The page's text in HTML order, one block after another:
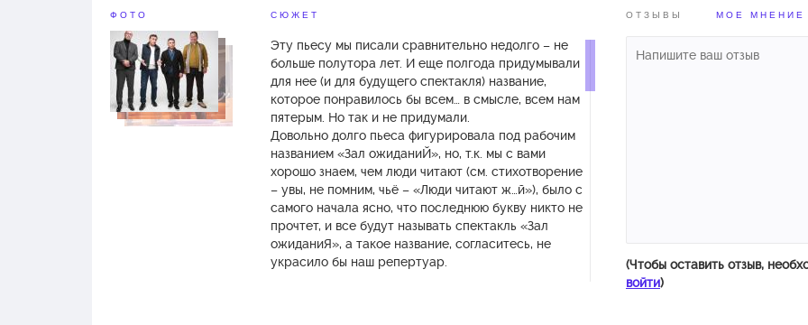
ФОТО СЮЖЕТ
Эту пьесу мы писали сравнительно недолго – не
больше полутора лет. И еще полгода придумывали
для нее (и для будущего спектакля) название,
которое понравилось бы всем… в смысле, всем нам
пятерым. Но так и не придумали.
Довольно долго пьеса фигурировала под рабочим
названием «Зал ожиданиЙ», но, т.к. мы с вами
хорошо знаем, чем люди читают (см. стихотворение
– увы, не помним, чьё – «Люди читают ж…й»), было с
самого начала ясно, что последнюю букву никто не
прочтет, и все будут называть спектакль «Зал
ожиданиЯ», а такое название, согласитесь, не
украсило бы наш репертуар.
ОТЗЫВЫ МОЕ МНЕНИЕ
(Чтобы оставить отзыв,
войти)